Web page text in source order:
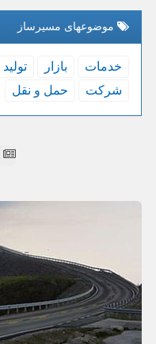
موضوعهای مسیرساز
خدمات بازار تولید
شركت
حمل و نقل